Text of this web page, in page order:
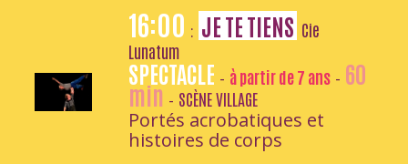
16:00 : JE TE TIENS Cie
Lunatum
SPECTACLE - à partir de 7 ans- 60
min - SCÈNE VILLAGE
Portés acrobatiques et
histoires de corps